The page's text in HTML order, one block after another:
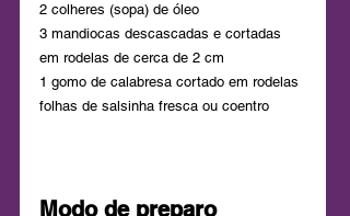
2 colheres (sopa) de óleo
3 mandiocas descascadas e cortadas
em rodelas de cerca de 2 cm
1 gomo de calabresa cortado em rodelas
folhas de salsinha fresca ou coentro
Modo de preparo